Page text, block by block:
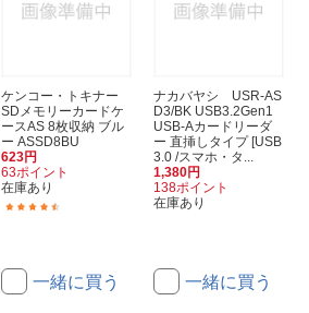
ケンコー・トキナー
SDメモリーカードケ
ースAS 8枚収納 ブル
ー ASSD8BU
623円
63ポイント
在庫あり
一緒に買う
ナカバヤシ USR-AS
D3/BK USB3.2Gen1
USB-Aカードリーダ
ー 直挿しタイプ [USB
3.0 /スマホ・タ...
1,380円
138ポイント
在庫あり
一緒に買う